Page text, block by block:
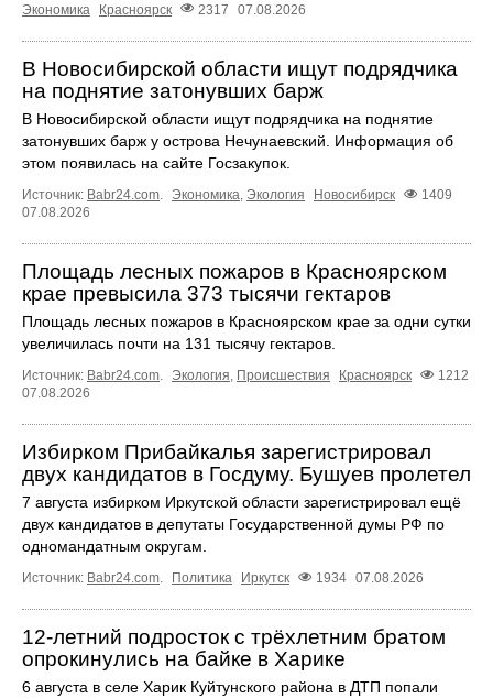
Экономика
Красноярск 2317 07.08.2026
В Новосибирской области ищут подрядчика
на поднятие затонувших барж
В Новосибирской области ищут подрядчика на поднятие
затонувших барж у острова Нечунаевский. Информация об
этом появилась на сайте Госзакупок.
Источник: Babr24.com Экономика Экология Новосибирск
1409
07.08.2026
Площадь лесных пожаров в Красноярском
крае превысила 373 тысячи гектаров
Площадь лесных пожаров в Красноярском крае за одни сутки
увеличилась почти на 131 тысячу гектаров.
Источник: Babr24.com Экология Происшествия Красноярск
1212
07.08.2026
Избирком Прибайкалья зарегистрировал
двух кандидатов в Госдуму. Бушуев пролетел
7 августа избирком Иркутской области зарегистрировал ещё
двух кандидатов в депутаты Государственной думы РФ по
одномандатным округам.
Источник: Babr24.com. Политика Иркутск 1934 07.08.2026
12‑летний подросток с трёхлетним братом
опрокинулись на байке в Харике
6 августа в селе Харик Куйтунского района в ДТП попали